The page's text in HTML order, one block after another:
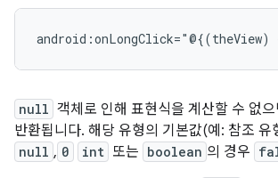
android:onLongClick="@{(theView)
null 객체로 인해 표현식을 계산할 수 없으
반환됩니다. 해당 유형의 기본값(예: 참조 유
null , 0 int 또는 boolean 의 경우